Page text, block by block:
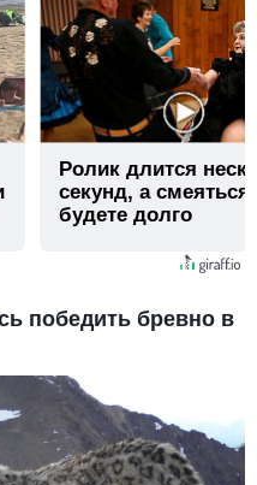
Ролик длится
секунд, а
будете долго
победить бревно в